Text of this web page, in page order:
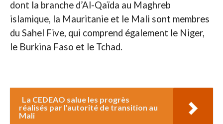
dont la branche d’Al-Qaïda au Maghreb
islamique, la Mauritanie et le Mali sont membres
du Sahel Five, qui comprend également le Niger,
le Burkina Faso et le Tchad.
La CEDEAO salue les progrès
réalisés par l'autorité de transition au
Mali